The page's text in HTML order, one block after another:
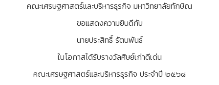
คณะเศรษฐศาสตร์และบริหารธุรกิจ มหาวิทยาลัยทักษิณ
ขอแสดงความยินดีกับ
นายประสิทธิ์ รัตนพันธ์
ในโอกาสได้รับรางวัลศิษย์เก่าดีเด่น
คณะเศรษฐศาสตร์และบริหารธุรกิจ ประจำปี ๒๕๖๘